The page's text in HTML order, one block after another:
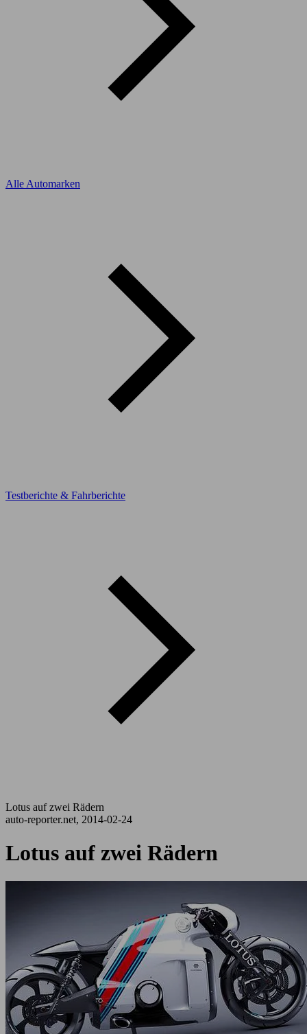
Alle Automarken
Testberichte & Fahrberichte
Lotus auf zwei Rädern
auto-reporter.net, 2014-02-24
Lotus auf zwei Rädern